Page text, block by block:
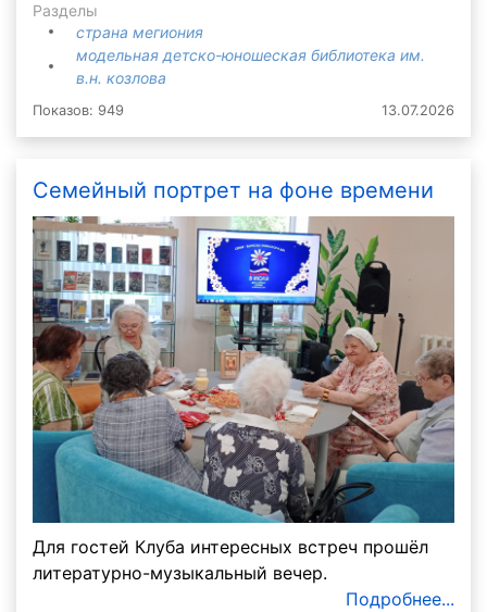
Разделы
страна мегиония
модельная детско-юношеская библиотека им.
в.н. козлова
Показов: 949 13.07.2026
Семейный портрет на фоне времени
Для гостей Клуба интересных встреч прошёл
литературно-музыкальный вечер.
Подробнее...